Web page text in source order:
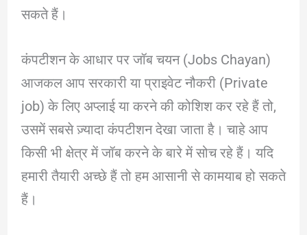
सकते हैं।
कंपटीशन के आधार पर जॉब चयन (Jobs Chayan)
आजकल आप सरकारी या प्राइवेट नौकरी (Private
job) के लिए अप्लाई या करने की कोशिश कर रहे हैं तो,
उसमें सबसे ज़्यादा कंपटीशन देखा जाता है। चाहे आप
किसी भी क्षेत्र में जॉब करने के बारे में सोच रहे हैं। यदि
हमारी तैयारी अच्छे हैं तो हम आसानी से कामयाब हो सकते
हैं।